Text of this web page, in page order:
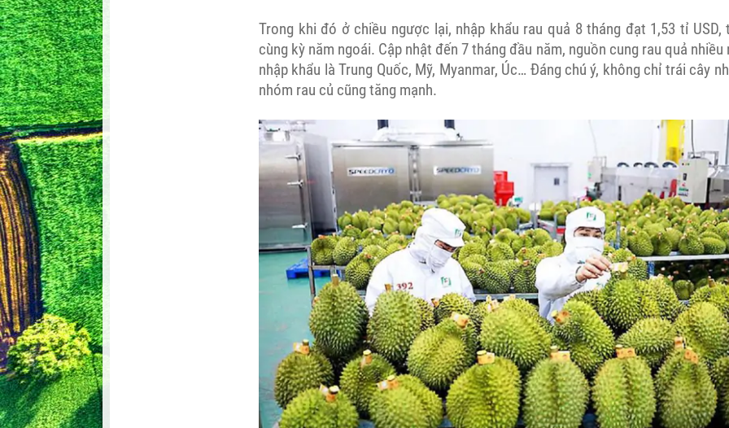
Trong khi đó ở chiều ngược lại, nhập khẩu rau quả 8 tháng đạt 1,53 tỉ USD,
cùng kỳ năm ngoái. Cập nhật đến 7 tháng đầu năm, nguồn cung rau quả
nhập khẩu là Trung Quốc, Mỹ, Myanmar, Úc… Đáng chú ý, không chỉ trái cây
nhóm rau củ cũng tăng mạnh.